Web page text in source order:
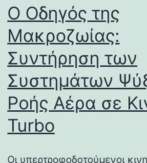
Ο Οδηγός της
Μακροζωίας:
Συντήρηση των
Συστημάτων
Ροής Αέρα σε
Turbo
Οι υπερτροφοδοτούμενοι